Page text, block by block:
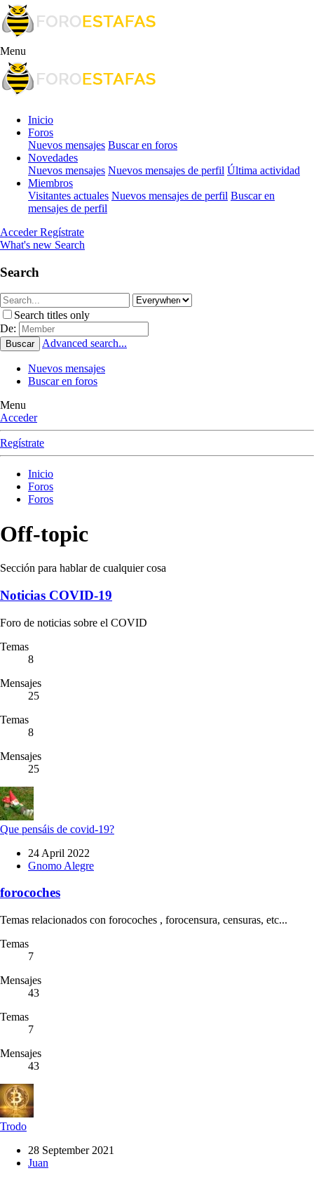
Menu
Inicio
Foros
Nuevos mensajes Buscar en foros
Novedades
Nuevos mensajes Nuevos mensajes de perfil Última actividad
Miembros
Visitantes actuales Nuevos mensajes de perfil Buscar en
mensajes de perfil
Acceder Regístrate
What's new Search
Search
Search titles only
De:
Buscar Advanced search...
Nuevos mensajes
Buscar en foros
Menu
Acceder
Regístrate
Inicio
Foros
Foros
Off-topic
Sección para hablar de cualquier cosa
Noticias COVID-19
Foro de noticias sobre el COVID
Temas
8
Mensajes
25
Temas
8
Mensajes
25
Que pensáis de covid-19?
24 April 2022
Gnomo Alegre
forocoches
Temas relacionados con forocoches , forocensura, censuras, etc...
Temas
7
Mensajes
43
Temas
7
Mensajes
43
Trodo
28 September 2021
Juan